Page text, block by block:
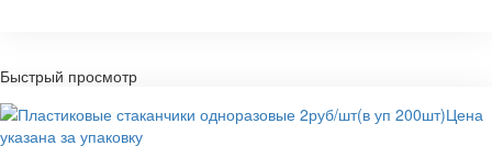
Быстрый просмотр